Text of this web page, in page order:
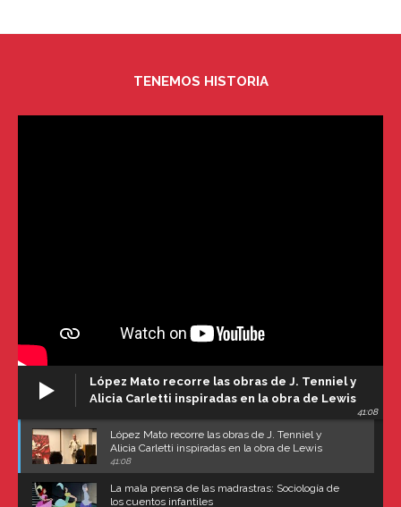
TENEMOS HISTORIA
López Mato recorre las obras de J. Tenniel y
Alicia Carletti inspiradas en la obra de Lewis
41:08
López Mato recorre las obras de J. Tenniel y
Alicia Carletti inspiradas en la obra de Lewis
Carroll
41:08
La mala prensa de las madrastras: Sociología de
los cuentos infantiles